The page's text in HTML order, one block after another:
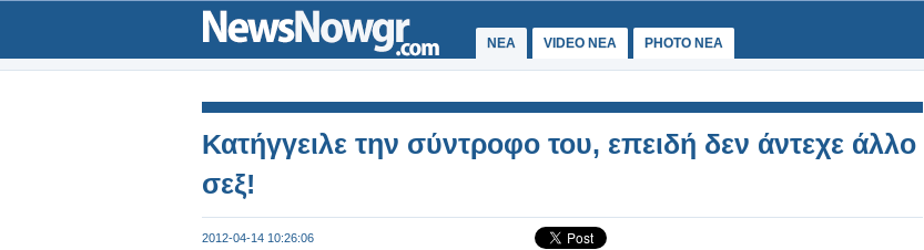
ΝΕΑ VIDEO NEA PHOTO NEA
Κατήγγειλε την σύντροφο του, επειδή δεν άντεχε άλλο
σεξ!
2012-04-14 10:26:06